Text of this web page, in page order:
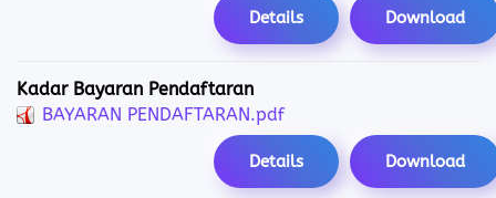
Download
Details
Kadar Bayaran Pendaftaran
BAYARAN PENDAFTARAN.pdf
Download
Details